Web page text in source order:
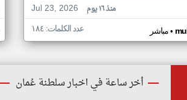
Jul 23, 2026
منذ ١٦ يوم
مباشر• عدد الكلمات: ١٨٤
أخر ساعة في اخبار سلطنة عُمان